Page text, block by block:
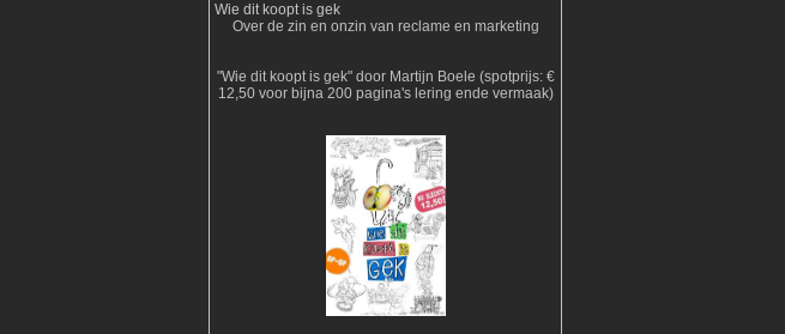
Wie dit koopt is gek
Over de zin en onzin van reclame en marketing
"Wie dit koopt is gek" door Martijn Boele (spotprijs: €
12,50 voor bijna 200 pagina's lering ende vermaak)